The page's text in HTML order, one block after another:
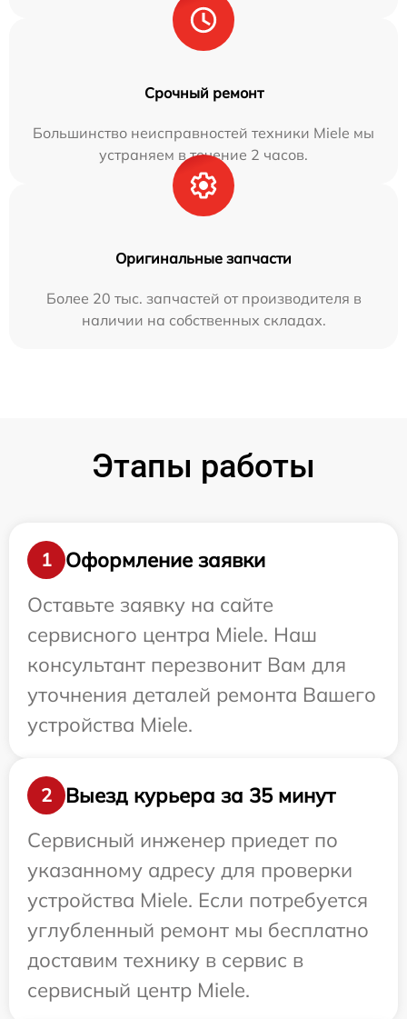
Срочный ремонт
Большинство неисправностей техники Miele мы
устраняем в течение 2 часов.
Оригинальные запчасти
Более 20 тыс. запчастей от производителя в
наличии на собственных складах.
Этапы работы
1
Оформление заявки
Оставьте заявку на сайте
сервисного центра Miele. Наш
консультант перезвонит Вам для
уточнения деталей ремонта Вашего
устройства Miele.
2
Выезд курьера за 35 минут
Сервисный инженер приедет по
указанному адресу для проверки
устройства Miele. Если потребуется
углубленный ремонт мы бесплатно
доставим технику в сервис в
сервисный центр Miele.